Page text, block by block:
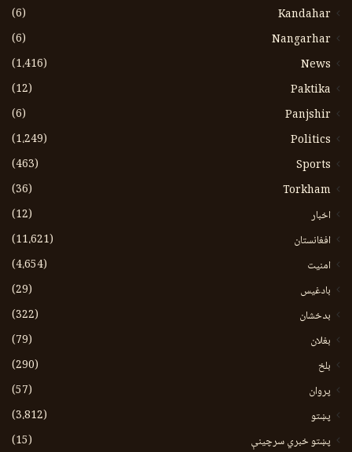
Kandahar
(6)
Nangarhar
(6)
News
(1،416)
Paktika
(12)
Panjshir
(6)
Politics
(1،249)
Sports
(463)
Torkham
(36)
اخبار
(12)
افغانستان
(11،621)
امنیت
(4،654)
بادغیس
(29)
بدخشان
(322)
بغلان
(79)
بلخ
(290)
پروان
(57)
پښتو
(3،812)
پښتو خبري سرچينې
(15)